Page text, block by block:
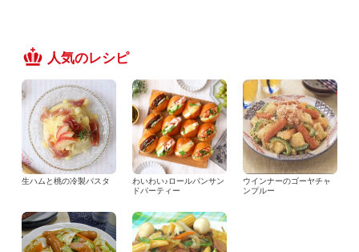
人気のレシピ
生ハムと桃の冷製パスタ
わいわい♪ロールパンサン
ドパーティー
ウインナーのゴーヤチャ
ンプルー